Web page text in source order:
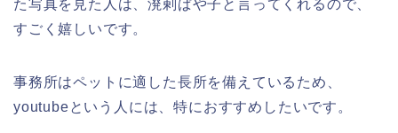
た写真を見た人は、溌剌ぱや子と言ってくれるので、
すごく嬉しいです。
事務所はペットに適した長所を備えているため、
youtubeという人には、特におすすめしたいです。